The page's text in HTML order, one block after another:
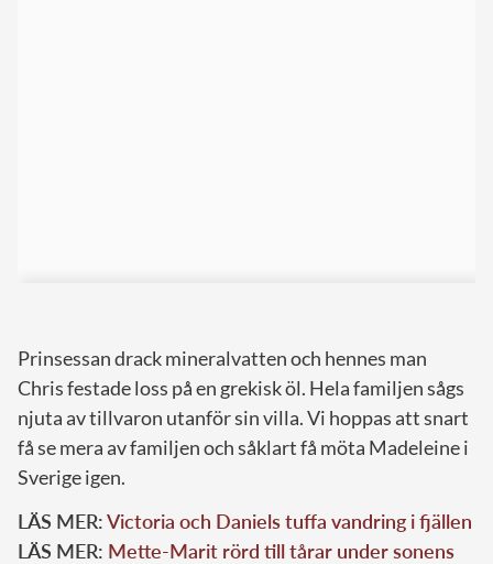
Prinsessan drack mineralvatten och hennes man
Chris festade loss på en grekisk öl. Hela familjen sågs
njuta av tillvaron utanför sin villa. Vi hoppas att snart
få se mera av familjen och såklart få möta Madeleine i
Sverige igen.
LÄS MER:Victoria och Daniels tuffa vandring i fjällen
LÄS MER: Mette-Marit rörd till tårar under sonens